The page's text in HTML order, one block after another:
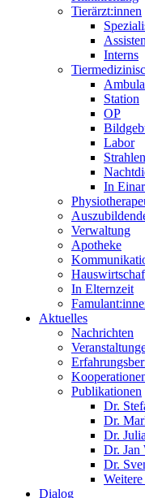
Tierärzt:innen
Interns
Station
OP
Labor
In
Verwaltung
Apotheke
In Elternzeit
Aktuelles
Nachrichten
Publikationen
Dr.
Dr.
Dr.
Dr. Jan
Dr.
Dialog